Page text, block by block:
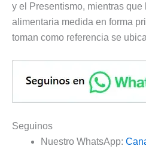
y el Presentismo, mientras que
alimentaria medida en forma
toman como referencia se
Seguinos
Nuestro WhatsApp: